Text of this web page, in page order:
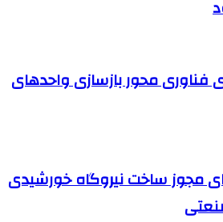
فناوری محور بازسازی واحدهای
مجوز ساخت نیروگاه خورشیدی